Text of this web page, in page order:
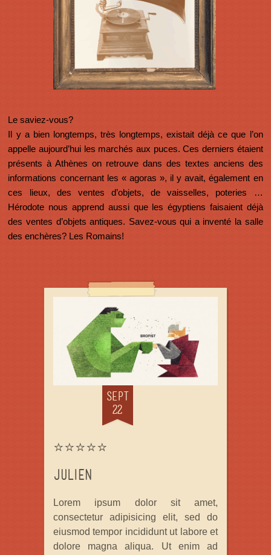
Le saviez-vous?
Il y a bien longtemps, très longtemps, existait déjà ce que l’on
appelle aujourd’hui les marchés aux puces. Ces derniers étaient
présents à Athènes on retrouve dans des textes anciens des
informations concernant les « agoras », il y avait, également en
ces lieux, des ventes d’objets, de vaisselles, poteries …
Hérodote nous apprend aussi que les égyptiens faisaient déjà
des ventes d’objets antiques. Savez-vous qui a inventé la salle
des enchères? Les Romains!
SEPT
22
⭐⭐⭐⭐⭐
Julien
Lorem ipsum dolor sit amet,
consectetur adipisicing elit, sed do
eiusmod tempor incididunt ut labore et
dolore magna aliqua. Ut enim ad